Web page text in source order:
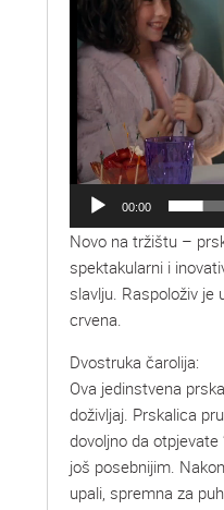
videozapisa
00:00
Novo na tržištu –
spektakularni i
slavlju. Raspoloživ je
crvena.
Dvostruka čarolija:
Ova jedinstvena
doživljaj. Prskalica
dovoljno da otpjevate
još posebnijim.
upali, spremna za